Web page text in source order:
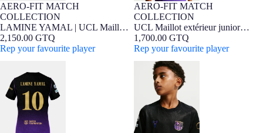
NOUVEAUTÉ
Édition Joueur
AERO-FIT MATCH
COLLECTION
LAMINE YAMAL | UCL Maillot
extérieur homme 26/27 FC
Barcelona x Kobe Bryant -
2,150.00 GTQ
Rep your favourite player
7-16 ANS NOUVEAUTÉ
Édition Joueur
AERO-FIT MATCH
COLLECTION
UCL Maillot extérieur junior
26/27 FC Barcelona x Kobe
Bryant - Édition Joueur
1,700.00 GTQ
Rep your favourite player
extérieur junior 26/27 FC
Barcelona x Kobe Bryant -
Édition Joueur
UCL Maillot extérieur junior
26/27 FC Barcelona x Kobe
Bryant